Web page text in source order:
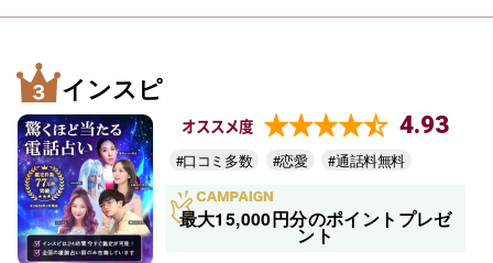
インスピ
オススメ度 4.93
#口コミ多数 #恋愛 #通話料無料
最大15,000円分のポイントプレゼ
ント